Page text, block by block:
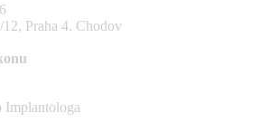
Praha 4. Chodov